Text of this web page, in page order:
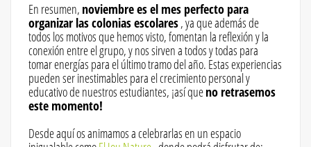
En resumen, noviembre es el mes perfecto para
organizar las colonias escolares, ya que además de
todos los motivos que hemos visto, fomentan la reflexión y la
conexión entre el grupo, y nos sirven a todos y todas para
tomar energías para el último tramo del año. Estas experiencias
pueden ser inestimables para el crecimiento personal y
educativo de nuestros estudiantes, ¡así queno retrasemos
este momento!
Desde aquí os animamos a celebrarlas en un espacio